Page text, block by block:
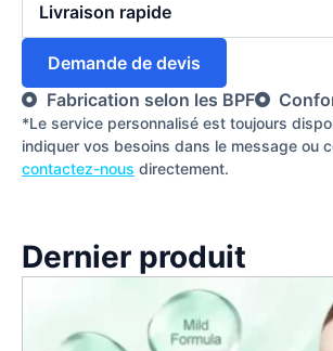
Livraison rapide
Demande de devis
Fabrication selon les BPF
*Le service personnalisé est toujours
indiquer vos besoins dans le message ou
contactez-nous directement.
Dernier produit